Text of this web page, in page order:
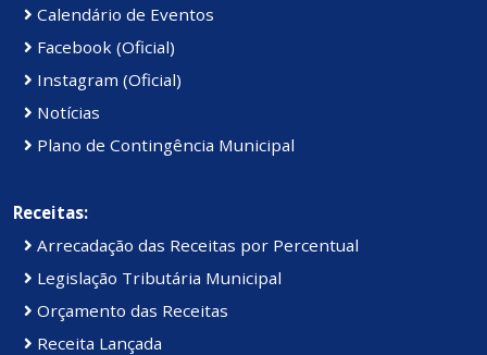
Calendário de Eventos
Facebook (Oficial)
Instagram (Oficial)
Notícias
Plano de Contingência Municipal
Receitas:
Arrecadação das Receitas por Percentual
Legislação Tributária Municipal
Orçamento das Receitas
Receita Lançada